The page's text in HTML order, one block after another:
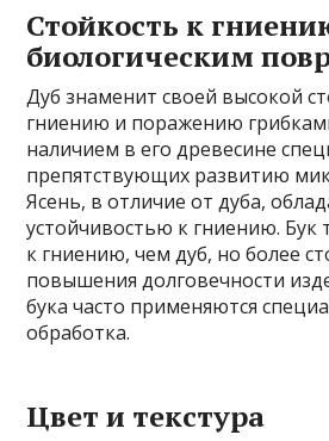
Стойкость к
биологическим
Дуб знаменит своей высокой
гниению и поражению
наличием в его древесине
препятствующих развитию
Ясень, в отличие от дуба,
устойчивостью к гниению. Бук
к гниению, чем дуб, но более
повышения долговечности
бука часто применяются
обработка.
Цвет и текстура